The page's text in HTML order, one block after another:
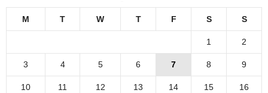
M T W T F S S
1 2
3 4 5 6 7 8 9
10 11 12 13 14 15 16